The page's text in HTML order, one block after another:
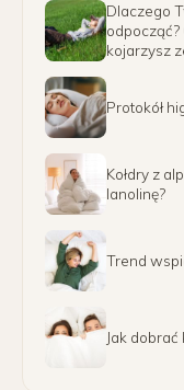
Dlaczego
kojarzysz
Protokół
Kołdry z
lanolinę?
Trend
Jak dobrać